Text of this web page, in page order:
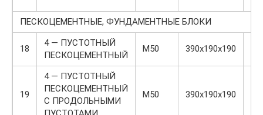
ПЕСКОЦЕМЕНТНЫЕ, ФУНДАМЕНТНЫЕ БЛОКИ
18
4 — ПУСТОТНЫЙ
ПЕСКОЦЕМЕНТНЫЙ
М50 390х190х190
19
4 — ПУСТОТНЫЙ
ПЕСКОЦЕМЕНТНЫЙ
С ПРОДОЛЬНЫМИ
М50 390х190х190